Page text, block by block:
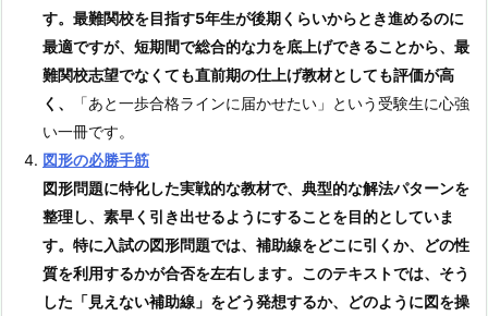
す。最難関校を目指す5年生が後期くらいからとき進めるのに
最適ですが、短期間で総合的な力を底上げできることから、最
難関校志望でなくても直前期の仕上げ教材としても評価が高
く、
「あと一歩合格ラインに届かせたい」という受験生に心強
い一冊です。
図形の必勝手筋
図形問題に特化した実戦的な教材で、典型的な解法パターンを
整理し、素早く引き出せるようにすることを目的としていま
す。特に入試の図形問題では、補助線をどこに引くか、どの性
質を利用するかが合否を左右します。このテキストでは、そう
した「見えない補助線」をどう発想するか、どのように図を操